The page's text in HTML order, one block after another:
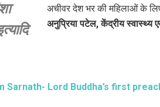
अचीवर देश भर की महिलाओं के
अनुप्रिया पटेल, केंद्रीय स्वास्थ्य
Sarnath- Lord Buddha’s first